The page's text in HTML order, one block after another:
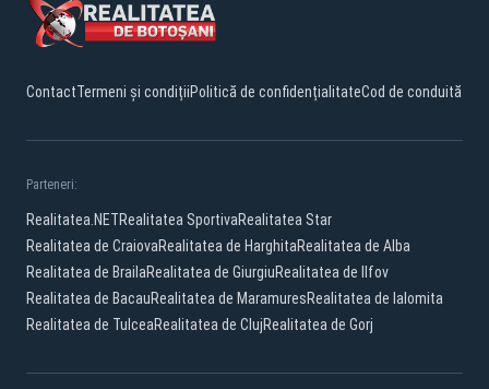
ContactTermeni și condițiiPolitică de confidențialitateCod de conduită
Parteneri:
Realitatea.NETRealitatea SportivaRealitatea Star
Realitatea de CraiovaRealitatea de HarghitaRealitatea de Alba
Realitatea de BrailaRealitatea de GiurgiuRealitatea de Ilfov
Realitatea de BacauRealitatea de MaramuresRealitatea de Ialomita
Realitatea de TulceaRealitatea de ClujRealitatea de Gorj